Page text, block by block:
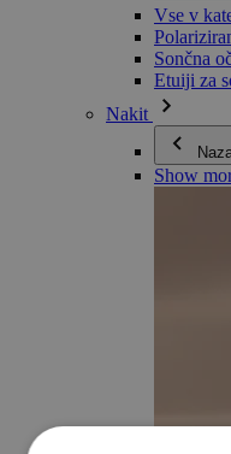
Vse v
Sončna
Etuiji za
Nakit
Show